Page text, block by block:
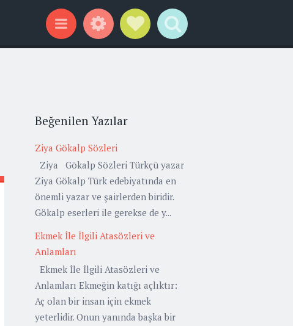
Menu WidgetsSocial Links
Search
Beğenilen Yazılar
Ziya Gökalp Sözleri
Ziya Gökalp Sözleri Türkçü yazar
Ziya Gökalp Türk edebiyatında en
önemli yazar ve şairlerden biridir.
Gökalp eserleri ile gerekse de y...
Ekmek İle İlgili Atasözleri ve
Anlamları
Ekmek İle İlgili Atasözleri ve
Anlamları Ekmeğin katığı açlıktır:
Aç olan bir insan için ekmek
yeterlidir. Onun yanında başka bir